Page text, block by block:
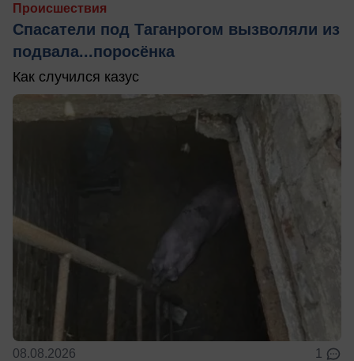
Происшествия
Спасатели под Таганрогом вызволяли из
подвала...поросёнка
Как случился казус
08.08.2026 1